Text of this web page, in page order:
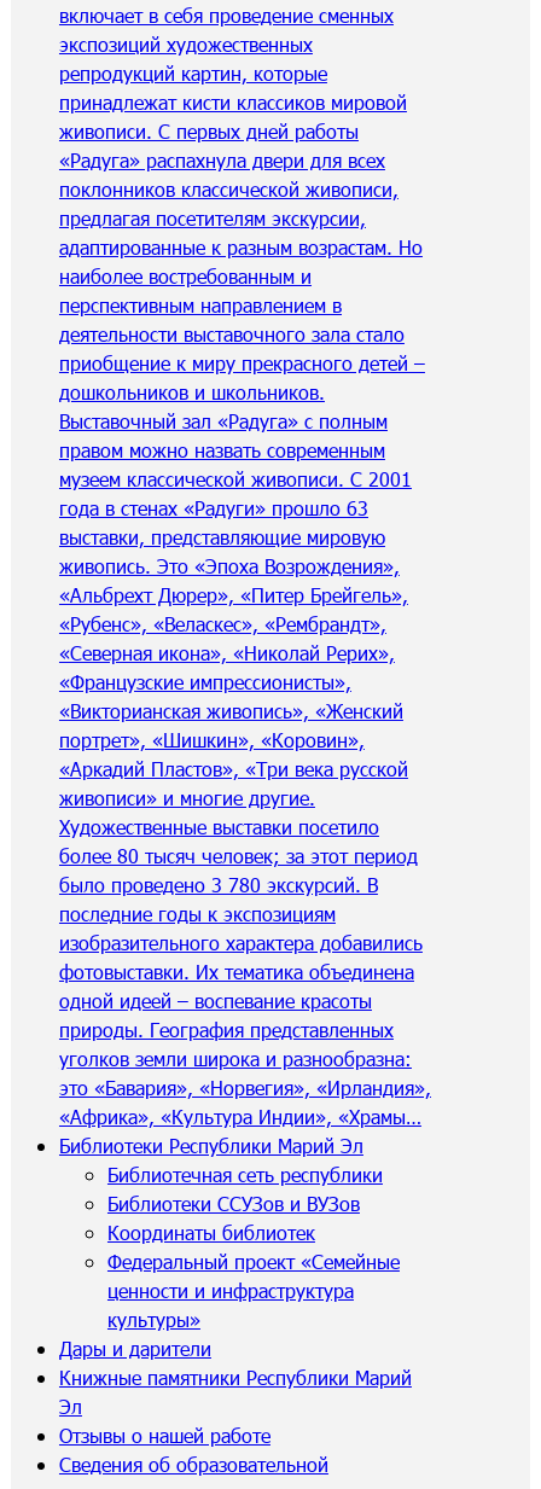
включает в себя проведение сменных
экспозиций художественных
репродукций картин, которые
принадлежат кисти классиков мировой
живописи. С первых дней работы
«Радуга» распахнула двери для всех
поклонников классической живописи,
предлагая посетителям экскурсии,
адаптированные к разным возрастам. Но
наиболее востребованным и
перспективным направлением в
деятельности выставочного зала стало
приобщение к миру прекрасного детей –
дошкольников и школьников.
Выставочный зал «Радуга» с полным
правом можно назвать современным
музеем классической живописи. С 2001
года в стенах «Радуги» прошло 63
выставки, представляющие мировую
живопись. Это «Эпоха Возрождения»,
«Альбрехт Дюрер», «Питер Брейгель»,
«Рубенс», «Веласкес», «Рембрандт»,
«Северная икона», «Николай Рерих»,
«Французские импрессионисты»,
«Викторианская живопись», «Женский
портрет», «Шишкин», «Коровин»,
«Аркадий Пластов», «Три века русской
живописи» и многие другие.
Художественные выставки посетило
более 80 тысяч человек; за этот период
было проведено 3 780 экскурсий. В
последние годы к экспозициям
изобразительного характера добавились
фотовыставки. Их тематика объединена
одной идеей – воспевание красоты
природы. География представленных
уголков земли широка и разнообразна:
это «Бавария», «Норвегия», «Ирландия»,
«Африка», «Культура Индии», «Храмы…
Библиотеки Республики Марий Эл
Библиотечная сеть республики
Библиотеки ССУЗов и ВУЗов
Координаты библиотек
Федеральный проект «Семейные
ценности и инфраструктура
культуры»
Дары и дарители
Книжные памятники Республики Марий
Эл
Отзывы о нашей работе
Сведения об образовательной